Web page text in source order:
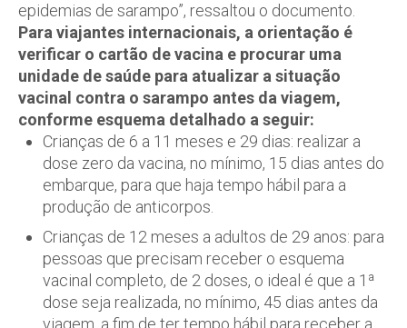
epidemias de sarampo”, ressaltou o documento.
Para viajantes internacionais, a orientação é
verificar o cartão de vacina e procurar uma
unidade de saúde para atualizar a situação
vacinal contra o sarampo antes da viagem,
conforme esquema detalhado a seguir:
Crianças de 6 a 11 meses e 29 dias: realizar a
dose zero da vacina, no mínimo, 15 dias antes do
embarque, para que haja tempo hábil para a
produção de anticorpos.
Crianças de 12 meses a adultos de 29 anos: para
pessoas que precisam receber o esquema
vacinal completo, de 2 doses, o ideal é que a 1ª
dose seja realizada, no mínimo, 45 dias antes da